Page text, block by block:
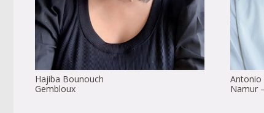
Hajiba Bounouch
Gembloux
Antonio
Namur